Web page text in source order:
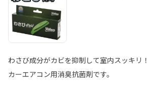
わさび成分がカビを抑制して室内スッキリ！
カーエアコン用消臭抗菌剤です。